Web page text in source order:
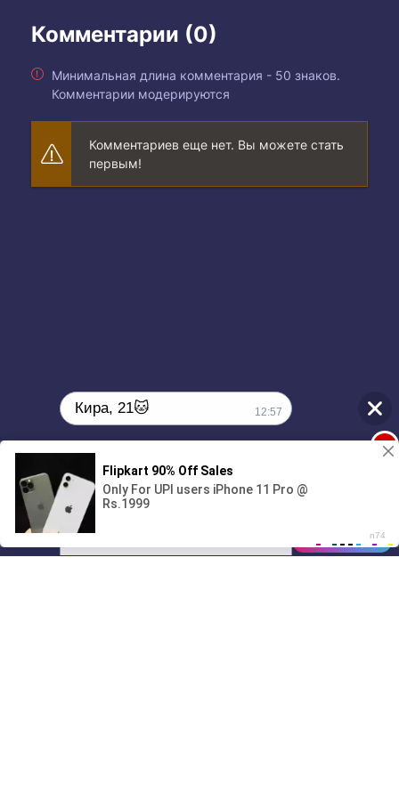
Комментарии (0)
Минимальная длина комментария - 50 знаков.
Комментарии модерируются
Комментариев еще нет. Вы можете стать
первым!
01/07
00:00
Кира, 21🐱 12:57
12:57
1